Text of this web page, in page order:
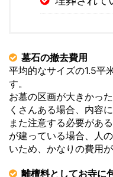
墓石の撤去費用
平均的なサイズの1.5平
す。
お墓の区画が大きかっ
くさんある場合、内容
また注意する必要があ
が建っている場合、人
いため、かなりの費用が
離檀料としてお寺に